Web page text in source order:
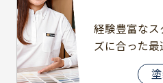
経験豊富な
ズに合った